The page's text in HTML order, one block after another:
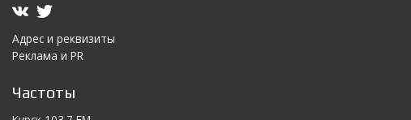
Адрес и реквизиты
Реклама и PR
Частоты